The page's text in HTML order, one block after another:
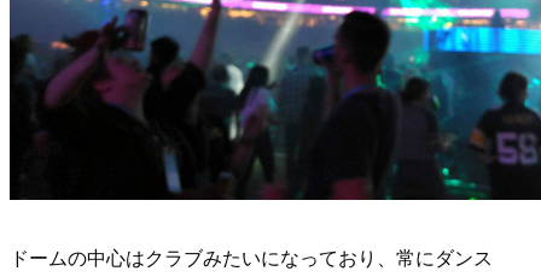
ドームの中心はクラブみたいになっており、常にダンス